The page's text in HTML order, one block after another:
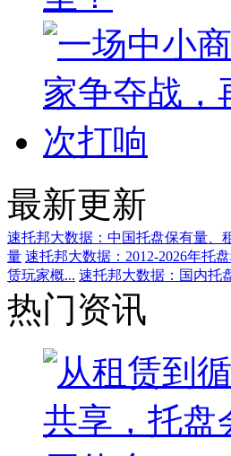
最新更新
速托邦大数据：中国托盘保有量、
量 速托邦大数据：2012-2026年托
赁玩家概... 速托邦大数据：国内托
热门资讯